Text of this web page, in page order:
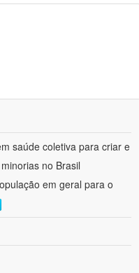
saúde coletiva para criar e
no Brasil
em geral para o